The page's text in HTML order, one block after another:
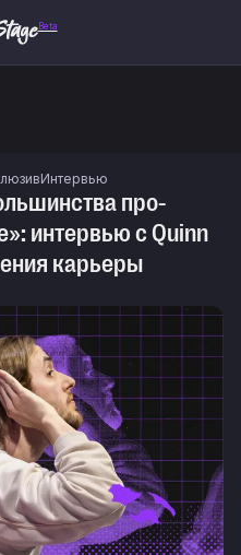
Beta
Интервью
про-
интервью с Quinn
карьеры